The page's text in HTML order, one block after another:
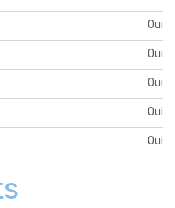
Oui
Oui
Oui
Oui
Oui